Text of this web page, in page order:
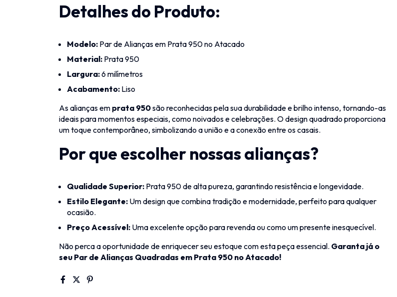
Detalhes do Produto:
Modelo: Par de Alianças em Prata 950 no Atacado
Material: Prata 950
Largura:6 milímetros
Acabamento: Liso
As alianças em prata 950são reconhecidas pela sua durabilidade e brilho intenso, tornando-as
ideais para momentos especiais, como noivados e celebrações. O design quadrado proporciona
um toque contemporâneo, simbolizando a união e a conexão entre os casais.
Por que escolher nossas alianças?
Qualidade Superior: Prata 950 de alta pureza, garantindo resistência e longevidade.
Estilo Elegante: Um design que combina tradição e modernidade, perfeito para qualquer
ocasião.
Preço Acessível: Uma excelente opção para revenda ou como um presente inesquecível.
Não perca a oportunidade de enriquecer seu estoque com esta peça essencial. Garanta já o
seu Par de Alianças Quadradas em Prata 950 no Atacado!